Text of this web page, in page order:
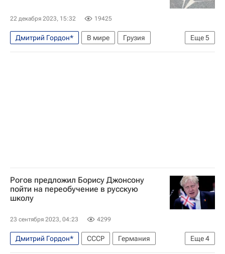
22 декабря 2023, 15:32 19425
Еще5
Дмитрий Гордон* В мире
Грузия
Украина
Европа
Михаил Саакашвили
Рогов предложил Борису Джонсону
пойти на переобучение в русскую
школу
23 сентября 2023, 04:23 4299
Еще4
Дмитрий Гордон* СССР
Германия